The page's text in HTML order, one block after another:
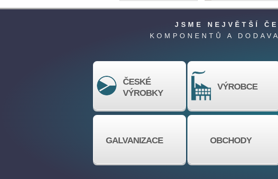
JSME NEJVĚTŠÍ
KOMPONENTŮ A
ČESKÉ
VÝROBKY
VÝROBCE
GALVANIZACE OBCHODY